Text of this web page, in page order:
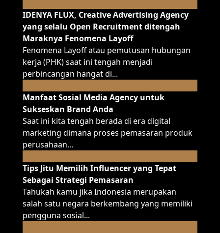
IDENYA FLUX, Creative Advertising Agency
yang selalu Open Recruitment ditengah
Maraknya Fenomena Layoff
Fenomena Layoff atau pemutusan hubungan
kerja (PHK) saat ini tengah menjadi
perbincangan hangat di...
Manfaat Sosial Media Agency untuk
Sukseskan Brand Anda
Saat ini kita tengah berada di era digital
marketing dimana proses pemasaran produk
perusahaan...
Tips Jitu Memilih Influencer yang Tepat
Sebagai Strategi Pemasaran
Tahukah kamu jika Indonesia merupakan
salah satu negara berkembang yang memiliki
pengguna sosial...